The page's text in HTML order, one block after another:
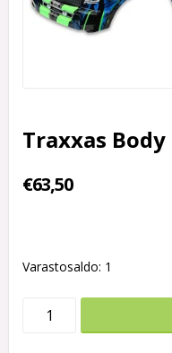
Traxxas Body
€63,50
Varastosaldo: 1